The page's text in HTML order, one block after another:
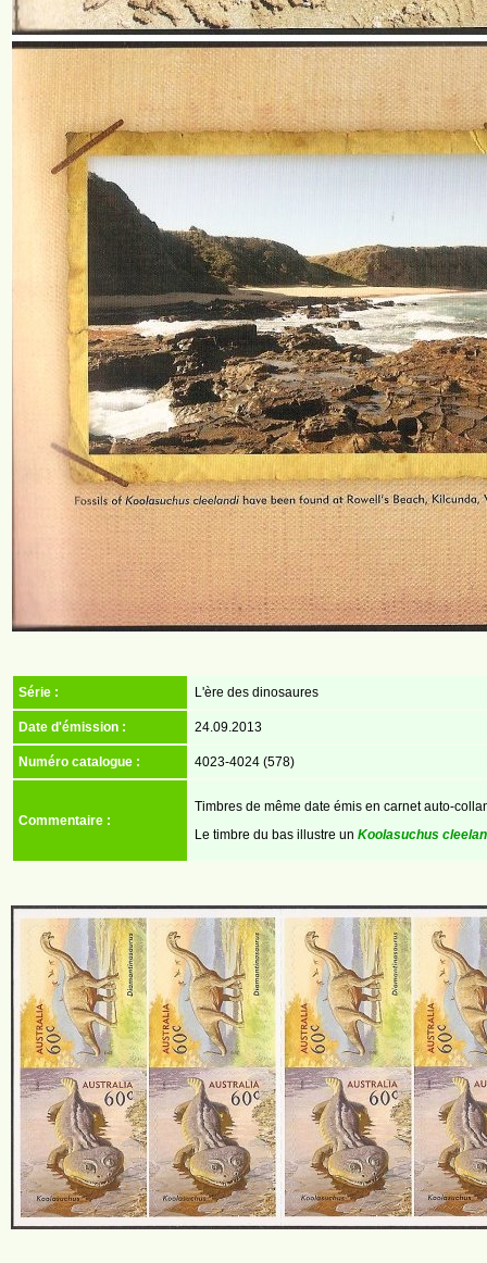
Série : L'ère des dinosaures
Date d'émission : 24.09.2013
Numéro catalogue : 4023-4024 (578)
Commentaire :
Timbres de même date émis en carnet auto-
Le timbre du bas illustre un Koolasuchus